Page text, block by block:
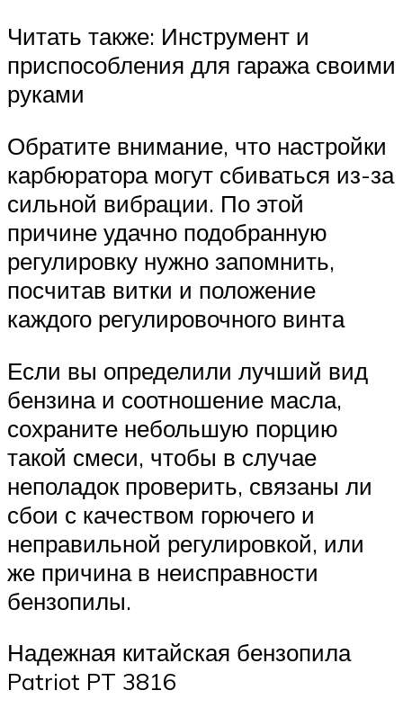
Читать также: Инструмент и
приспособления для гаража своими
руками
Обратите внимание, что настройки
карбюратора могут сбиваться из-за
сильной вибрации. По этой
причине удачно подобранную
регулировку нужно запомнить,
посчитав витки и положение
каждого регулировочного винта
Если вы определили лучший вид
бензина и соотношение масла,
сохраните небольшую порцию
такой смеси, чтобы в случае
неполадок проверить, связаны ли
сбои с качеством горючего и
неправильной регулировкой, или
же причина в неисправности
бензопилы.
Надежная китайская бензопила
Patriot PT 3816